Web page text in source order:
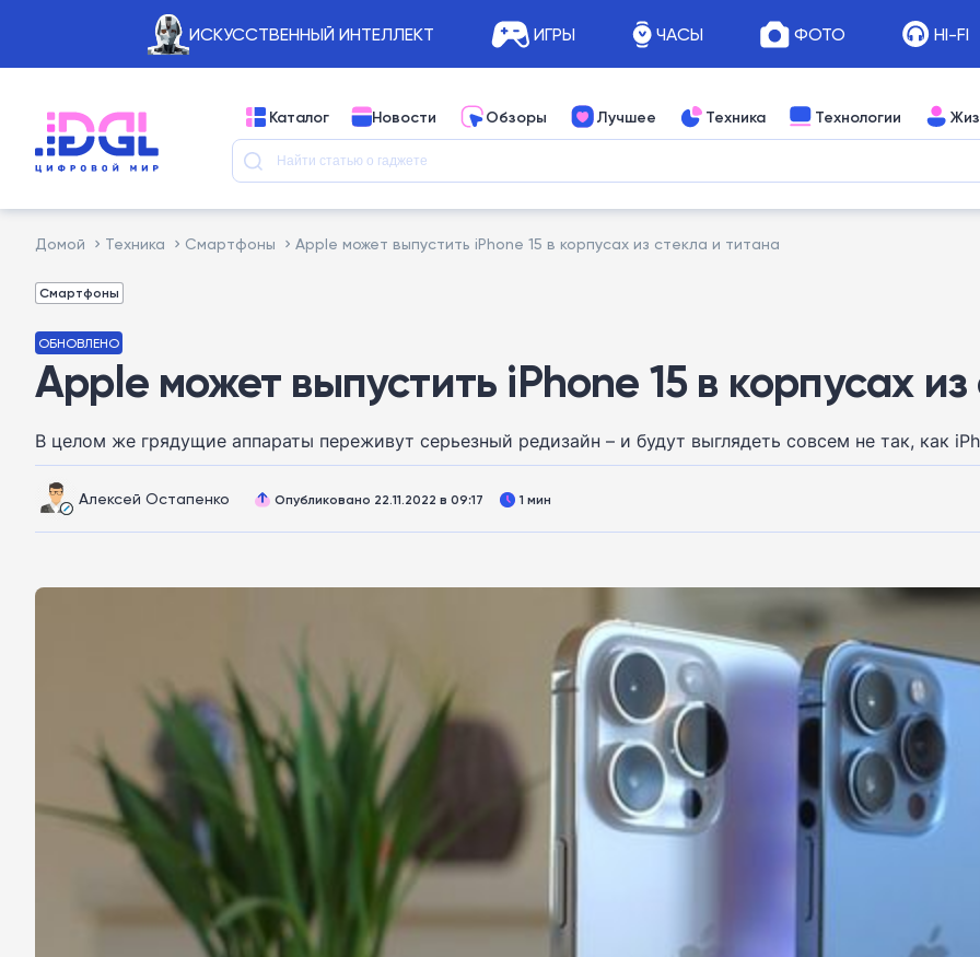
ИСКУССТВЕННЫЙ ИНТЕЛЛЕКТ ИГРЫ ЧАСЫ ФОТО HI-FI
Каталог Новости Обзоры Лучшее Техника Технологии
Домой Техника Смартфоны Apple может выпустить iPhone 15 в корпусах из стекла и титана
Смартфоны
ОБНОВЛЕНО
Apple может выпустить iPhone 15 в корпусах
В целом же грядущие аппараты переживут серьезный редизайн – и будут выглядеть совсем не так, как
Алексей Остапенко Опубликовано 22.11.2022 в 09:17 1 мин